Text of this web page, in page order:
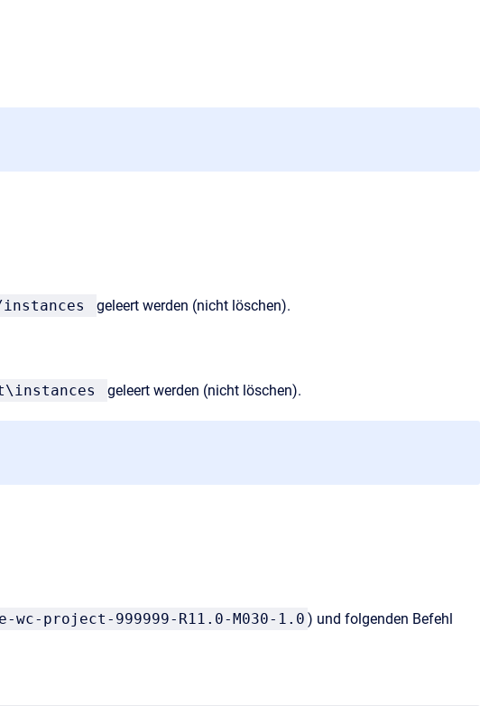
instances geleert werden (nicht löschen).
geleert werden (nicht löschen).
wc-project-999999-R11.0-M030-1.0 ) und folgenden Befehl